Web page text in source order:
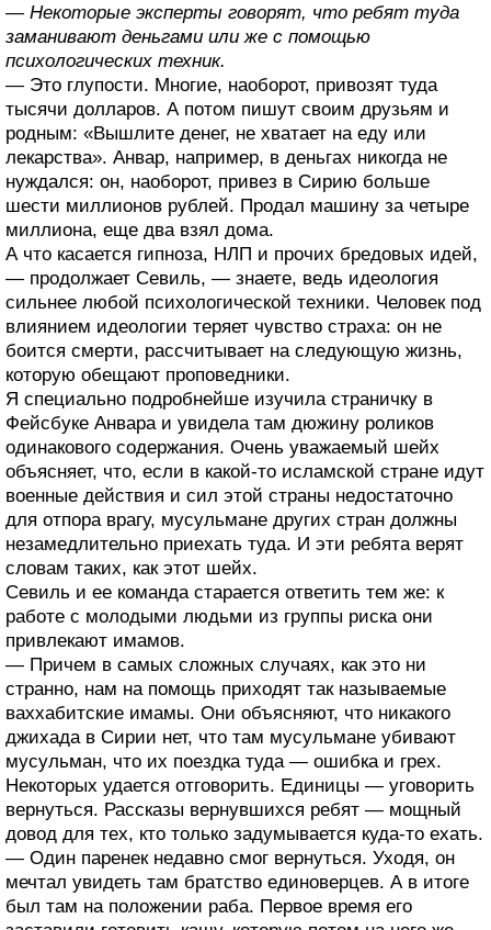
— Некоторые эксперты говорят, что ребят туда
заманивают деньгами или же с помощью
психологических техник.
— Это глупости. Многие, наоборот, привозят туда
тысячи долларов. А потом пишут своим друзьям и
родным: «Вышлите денег, не хватает на еду или
лекарства». Анвар, например, в деньгах никогда не
нуждался: он, наоборот, привез в Сирию больше
шести миллионов рублей. Продал машину за четыре
миллиона, еще два взял дома.
А что касается гипноза, НЛП и прочих бредовых идей,
— продолжает Севиль, — знаете, ведь идеология
сильнее любой психологической техники. Человек под
влиянием идеологии теряет чувство страха: он не
боится смерти, рассчитывает на следующую жизнь,
которую обещают проповедники.
Я специально подробнейше изучила страничку в
Фейсбуке Анвара и увидела там дюжину роликов
одинакового содержания. Очень уважаемый шейх
объясняет, что, если в какой-то исламской стране идут
военные действия и сил этой страны недостаточно
для отпора врагу, мусульмане других стран должны
незамедлительно приехать туда. И эти ребята верят
словам таких, как этот шейх.
Севиль и ее команда старается ответить тем же: к
работе с молодыми людьми из группы риска они
привлекают имамов.
— Причем в самых сложных случаях, как это ни
странно, нам на помощь приходят так называемые
ваххабитские имамы. Они объясняют, что никакого
джихада в Сирии нет, что там мусульмане убивают
мусульман, что их поездка туда — ошибка и грех.
Некоторых удается отговорить. Единицы — уговорить
вернуться. Рассказы вернувшихся ребят — мощный
довод для тех, кто только задумывается куда-то ехать.
— Один паренек недавно смог вернуться. Уходя, он
мечтал увидеть там братство единоверцев. А в итоге
был там на положении раба. Первое время его